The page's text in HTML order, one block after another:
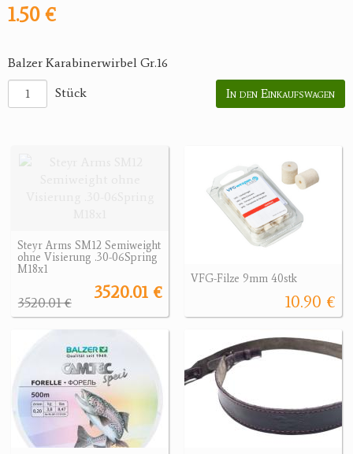
1.50 €
Balzer Karabinerwirbel Gr.16
Stück
In den Einkaufswagen
Steyr Arms SM12 Semiweight
ohne Visierung .30-06Spring
M18x1
3520.01 €
3520.01 €
VFG-Filze 9mm 40stk
10.90 €